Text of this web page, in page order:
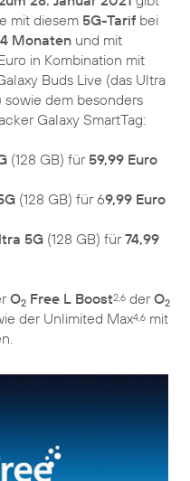
mit diesem 5G-Tarif bei
Monaten und mit
in Kombination mit
Buds Live (das Ultra
sowie dem besonders
Galaxy SmartTag:
(128 GB) für59,99 Euro
(128 GB) für 69,99 Euro
5G (128 GB) für74,99
O2 Free L Boost2,6 derO2
der Unlimited Max4,6 mit